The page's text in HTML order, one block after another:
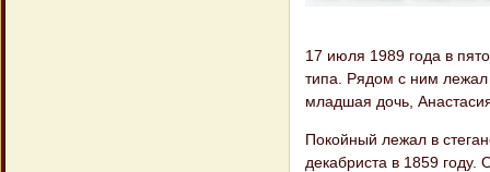
17 июля 1989 года в
типа. Рядом с ним лежал
младшая дочь,
Покойный лежал в
декабриста в 1859 году.